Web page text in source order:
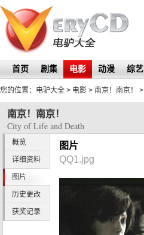
首页 剧集 电影 动漫 综艺
您的位置： 电驴大全 > 电影 > 南京！南京！ >
南京！南京！
City of Life and Death
概览
详细资料
图片
历史更改
获奖记录
图片
QQ1.jpg